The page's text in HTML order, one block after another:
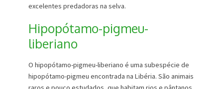
excelentes predadoras na selva.
Hipopótamo-pigmeu-
liberiano
O hipopótamo-pigmeu-liberiano é uma subespécie de
hipopótamo-pigmeu encontrada na Libéria. São animais